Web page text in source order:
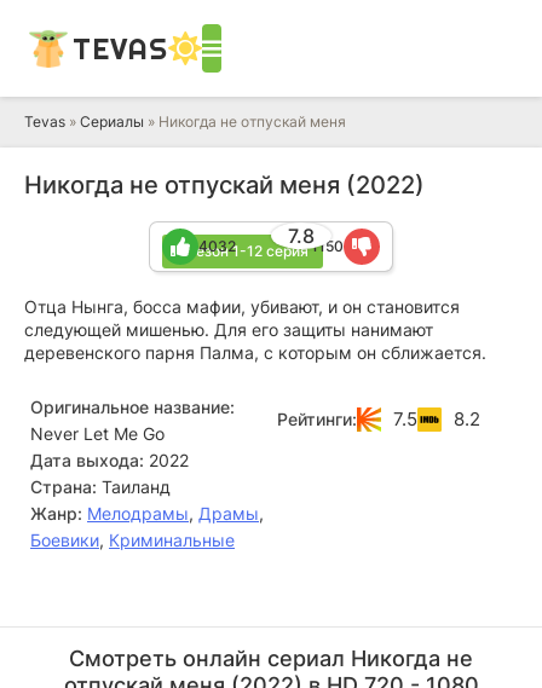
TEVAS
Tevas » Сериалы » Никогда не отпускай меня
Никогда не отпускай меня (2022)
1 сезон 1-12 серия
7.8
4032 1150
Отца Нынга, босса мафии, убивают, и он становится
следующей мишенью. Для его защиты нанимают
деревенского парня Палма, с которым он сближается.
Оригинальное название:
Never Let Me Go
Дата выхода: 2022
Страна: Таиланд
Жанр: Мелодрамы, Драмы,
Боевики, Криминальные
Рейтинги: 7.5 8.2
(Ben)
Енсаваметхи
Актёр
Смотреть онлайн сериал Никогда не